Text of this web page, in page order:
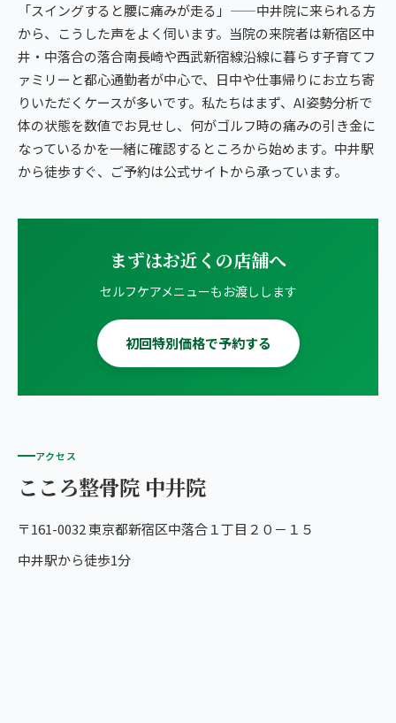
「スイングすると腰に痛みが走る」——中井院に来られる方
から、こうした声をよく伺います。当院の来院者は新宿区中
井・中落合の落合南長崎や西武新宿線沿線に暮らす子育てフ
ァミリーと都心通勤者が中心で、日中や仕事帰りにお立ち寄
りいただくケースが多いです。私たちはまず、AI姿勢分析で
体の状態を数値でお見せし、何がゴルフ時の痛みの引き金に
なっているかを一緒に確認するところから始めます。中井駅
から徒歩すぐ、ご予約は公式サイトから承っています。
まずはお近くの店舗へ
セルフケアメニューもお渡しします
初回特別価格で予約する
アクセス
こころ整骨院 中井院
〒161-0032 東京都新宿区中落合１丁目２０－１５
中井駅から徒歩1分